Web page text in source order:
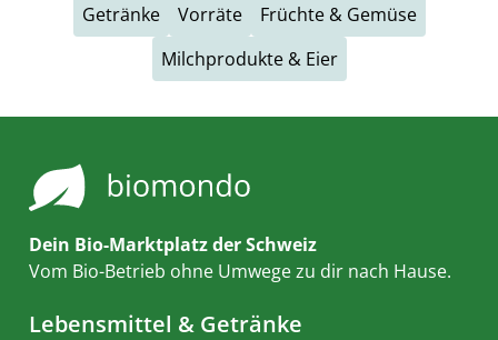
Getränke
Vorräte
Früchte & Gemüse
Milchprodukte & Eier
Dein Bio-Marktplatz der Schweiz
Vom Bio-Betrieb ohne Umwege zu dir nach Hause.
Lebensmittel & Getränke